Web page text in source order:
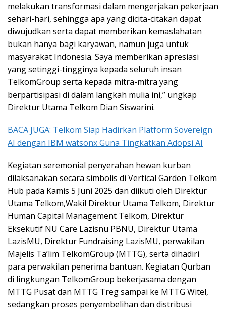
melakukan transformasi dalam mengerjakan pekerjaan
sehari-hari, sehingga apa yang dicita-citakan dapat
diwujudkan serta dapat memberikan kemaslahatan
bukan hanya bagi karyawan, namun juga untuk
masyarakat Indonesia. Saya memberikan apresiasi
yang setinggi-tingginya kepada seluruh insan
TelkomGroup serta kepada mitra-mitra yang
berpartisipasi di dalam langkah mulia ini,” ungkap
Direktur Utama Telkom Dian Siswarini.
BACA JUGA: Telkom Siap Hadirkan Platform Sovereign
AI dengan IBM watsonx Guna Tingkatkan Adopsi AI
Kegiatan seremonial penyerahan hewan kurban
dilaksanakan secara simbolis di Vertical Garden Telkom
Hub pada Kamis 5 Juni 2025 dan diikuti oleh Direktur
Utama Telkom,Wakil Direktur Utama Telkom, Direktur
Human Capital Management Telkom, Direktur
Eksekutif NU Care Lazisnu PBNU, Direktur Utama
LazisMU, Direktur Fundraising LazisMU, perwakilan
Majelis Ta’lim TelkomGroup (MTTG), serta dihadiri
para perwakilan penerima bantuan. Kegiatan Qurban
di lingkungan TelkomGroup bekerjasama dengan
MTTG Pusat dan MTTG Treg sampai ke MTTG Witel,
sedangkan proses penyembelihan dan distribusi